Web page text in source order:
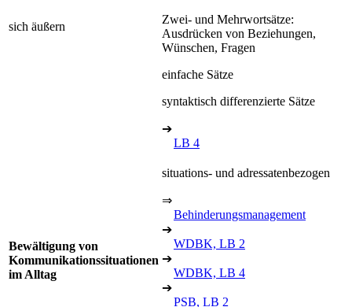
sich äußern
Zwei- und Mehrwortsätze:
Ausdrücken von Beziehungen,
Wünschen, Fragen
einfache Sätze
syntaktisch differenzierte Sätze
➔
LB 4
Bewältigung von
Kommunikationssituationen
im Alltag
situations- und adressatenbezogen
⇒
Behinderungsmanagement
➔
WDBK, LB 2
➔
WDBK, LB 4
➔
PSB, LB 2